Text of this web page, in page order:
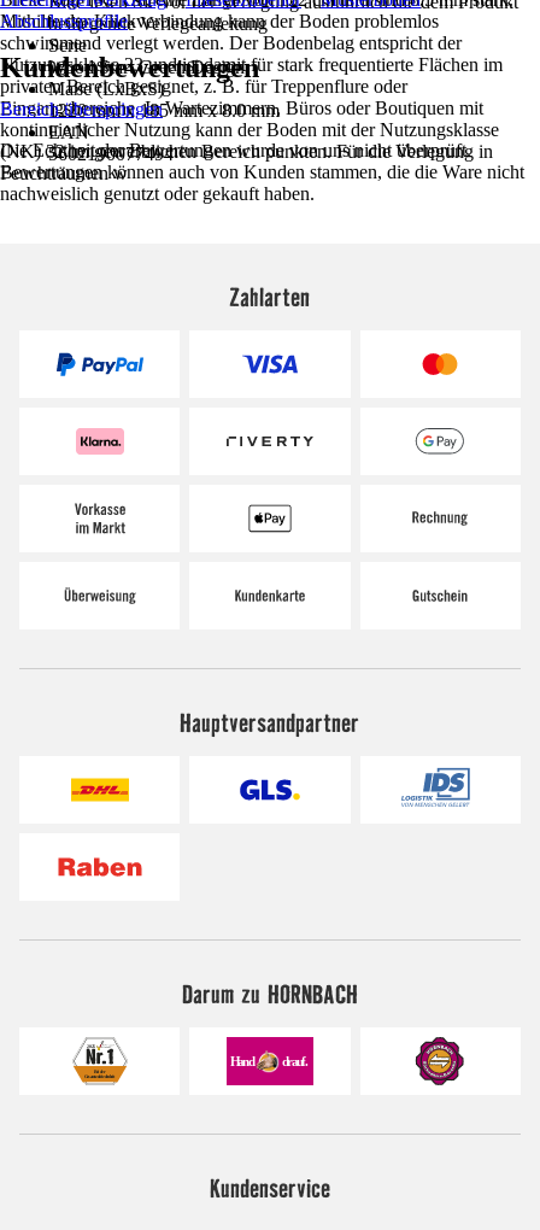
beiliegende Verlegeanleitung
Serie
Wood Start Green Design
Maße (LxBxS)
1220 mm x 185 mm x 8.0 mm
EAN
5602190077494
Mithilfe der Klickverbindung kann der Boden problemlos
schwimmend verlegt werden. Der Bodenbelag entspricht der
Nutzungsklasse 23 und ist damit für stark frequentierte Flächen im
privaten Bereich geeignet, z. B. für Treppenflure oder
Eingangsbereiche. In Wartezimmern, Büros oder Boutiquen mit
kontinuierlicher Nutzung kann der Boden mit der Nutzungsklasse
(NK) 32 im gewerblichen Bereich punkten. Für die Verlegung in
Feuchträumen w
Abschlussprofile
Kundenbewertungen
Bereich überspringen
Die Echtheit der Bewertungen wurde von uns nicht überprüft.
Bewertungen können auch von Kunden stammen, die die Ware nicht
nachweislich genutzt oder gekauft haben.
Zahlarten
Hauptversandpartner
Darum zu HORNBACH
Kundenservice